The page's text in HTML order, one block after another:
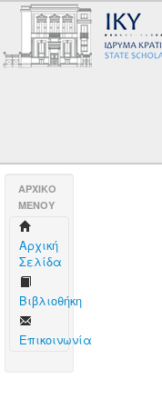
AΡΧΙΚΟ
ΜΕΝΟΥ
Aρχική
Σελίδα
Βιβλιοθήκη
Επικοινωνία